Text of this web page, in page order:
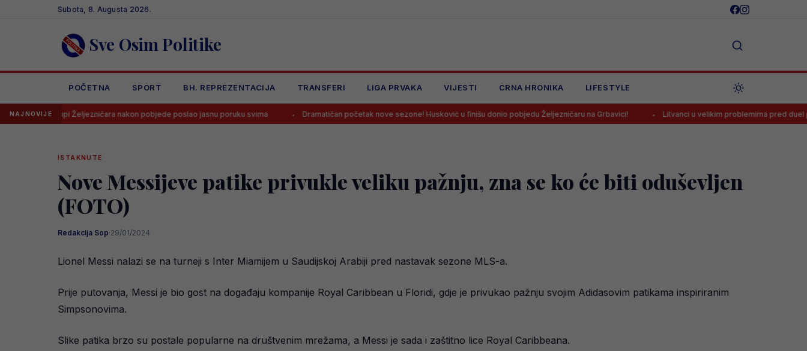
Subota, 8. Augusta 2026.
Sve Osim Politike
POČETNA SPORT BH. REPREZENTACIJA TRANSFERI LIGA PRVAKA VIJESTI CRNA HRONIKA LIFESTYLE
NAJNOVIJE
Željezničara nakon pobjede poslao jasnu poruku svima Dramatičan početak nove sezone! Husković u finišu donio pobjedu Željezničaru na Grbavici! Litvanci u velikim problemima pred duel protiv BiH
ISTAKNUTE
Nove Messijeve patike privukle veliku pažnju, zna se ko će biti oduševljen
(FOTO)
Redakcija Sop·29/01/2024
Lionel Messi nalazi se na turneji s Inter Miamijem u Saudijskoj Arabiji pred nastavak sezone MLS-a.
Prije putovanja, Messi je bio gost na događaju kompanije Royal Caribbean u Floridi, gdje je privukao pažnju svojim Adidasovim patikama inspiriranim
Simpsonovima.
Slike patika brzo su postale popularne na društvenim mrežama, a Messi je sada i zaštitno lice Royal Caribbeana.